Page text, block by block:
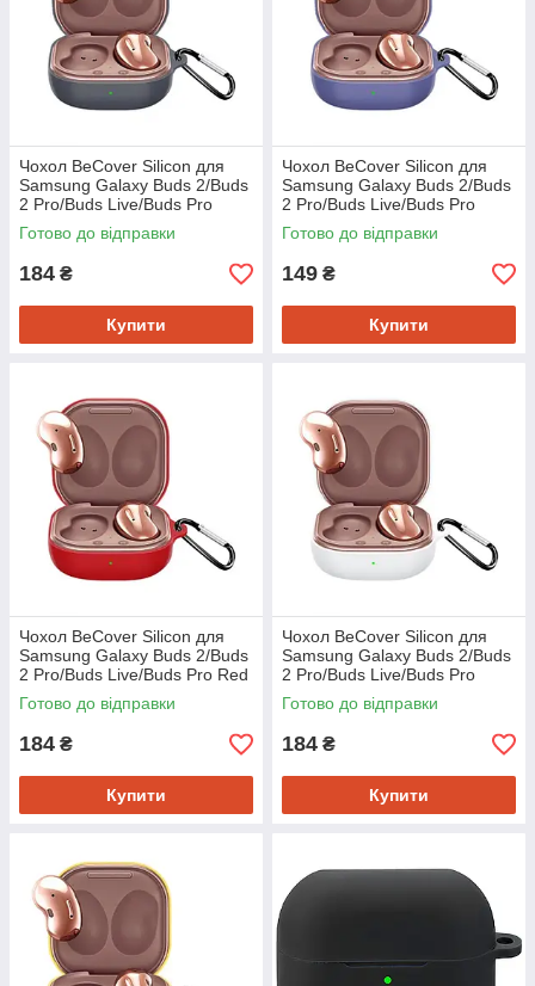
Чохол BeCover Silicon для
Samsung Galaxy Buds 2/Buds
2 Pro/Buds Live/Buds Pro
Gray (705409)
Готово до відправки
184 ₴
Купити
Чохол BeCover Silicon для
Samsung Galaxy Buds 2/Buds
2 Pro/Buds Live/Buds Pro
Purple (705411)
Готово до відправки
149 ₴
Купити
Чохол BeCover Silicon для
Samsung Galaxy Buds 2/Buds
2 Pro/Buds Live/Buds Pro Red
(705412)
Готово до відправки
184 ₴
Купити
Чохол BeCover Silicon для
Samsung Galaxy Buds 2/Buds
2 Pro/Buds Live/Buds Pro
White (705413)
Готово до відправки
184 ₴
Купити